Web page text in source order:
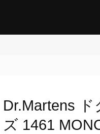
Dr.Martens
ズ 1461